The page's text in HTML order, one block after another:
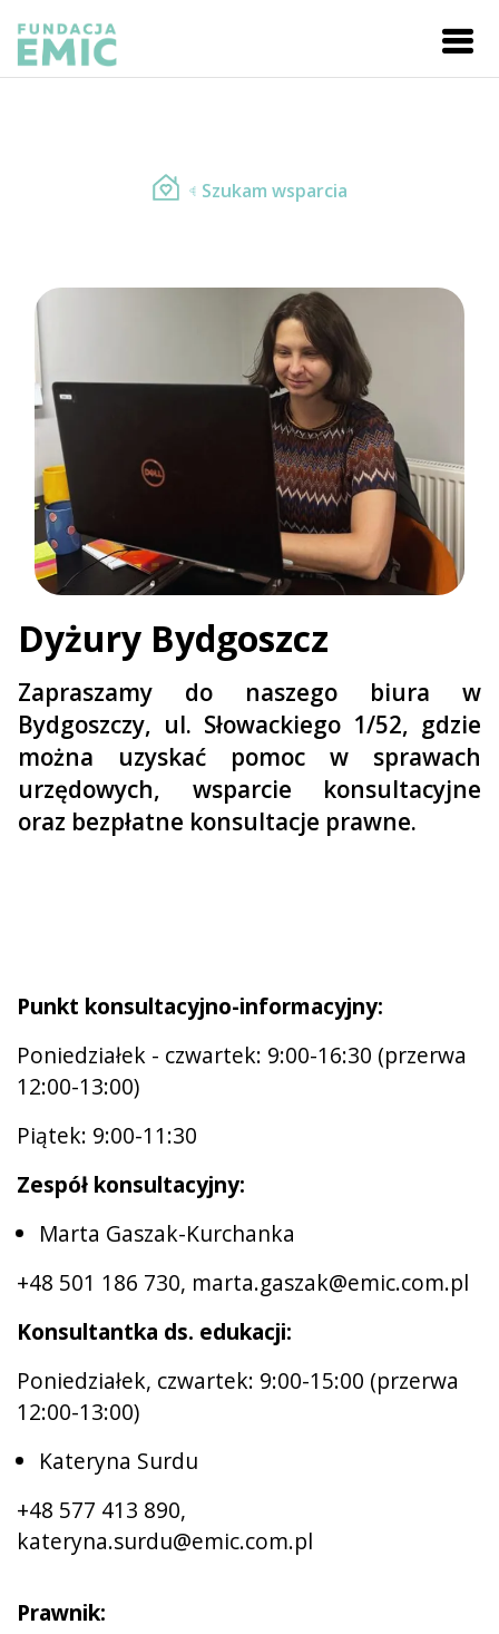
Szukam wsparcia
Dyżury Bydgoszcz
Zapraszamy do naszego biura w
Bydgoszczy, ul. Słowackiego 1/52, gdzie
można uzyskać pomoc w sprawach
urzędowych, wsparcie konsultacyjne
oraz bezpłatne konsultacje prawne.
Punkt konsultacyjno-informacyjny:
Poniedziałek - czwartek: 9:00-16:30 (przerwa
12:00-13:00)
Piątek: 9:00-11:30
Zespół konsultacyjny:
Marta Gaszak-Kurchanka
+48 501 186 730, marta.gaszak@emic.com.pl
Konsultantka ds. edukacji:
Poniedziałek, czwartek: 9:00-15:00 (przerwa
12:00-13:00)
Kateryna Surdu
+48 577 413 890,
kateryna.surdu@emic.com.pl
Prawnik: